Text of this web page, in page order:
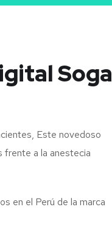
Soga
Este novedoso
frente a la anestecia
en el Perú de la marca